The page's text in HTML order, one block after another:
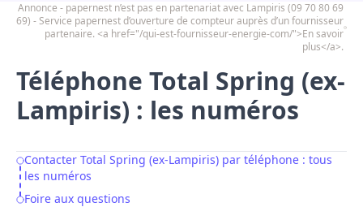
Annonce - papernest n’est pas en partenariat avec Lampiris (09 70 80 69
69) - Service papernest d’ouverture de compteur auprès d’un fournisseur
partenaire. <a href="/qui-est-fournisseur-energie-com/">En savoir
plus</a>.
Téléphone Total Spring (ex-
Lampiris) : les numéros
Table of Contents
Contacter Total Spring (ex-Lampiris) par téléphone : tous
les numéros
Foire aux questions